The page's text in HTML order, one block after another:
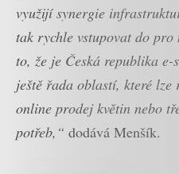
využijí synergie
tak rychle vstupovat do pro
to, že je Česká republika
ještě řada oblastí, které
online prodej květin nebo
potřeb,“ dodává Menšík.